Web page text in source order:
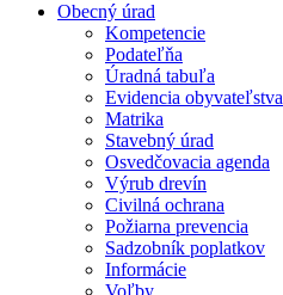
Obecný úrad
Kompetencie
Podateľňa
Úradná tabuľa
Evidencia obyvateľstva
Matrika
Stavebný úrad
Osvedčovacia agenda
Výrub drevín
Civilná ochrana
Požiarna prevencia
Sadzobník poplatkov
Informácie
Voľby